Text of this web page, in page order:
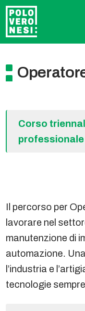
Corso
professionale
Il percorso per
lavorare nel
manutenzione di
automazione.
l’industria e
tecnologie